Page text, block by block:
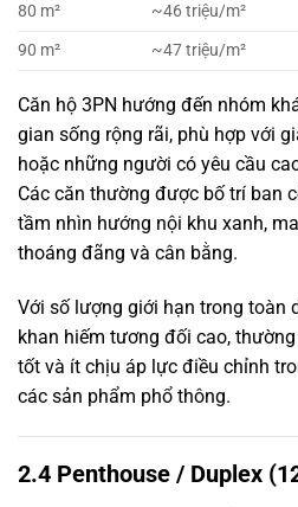
80 m²
~46 triệu/m²
90 m²
~47 triệu/m²
Căn hộ 3PN hướng đến nhóm
gian sống rộng rãi, phù hợp với
hoặc những người có yêu cầu
Các căn thường được bố trí ban
tầm nhìn hướng nội khu xanh,
thoáng đãng và cân bằng.
Với số lượng giới hạn trong toàn
khan hiếm tương đối cao,
tốt và ít chịu áp lực điều chỉnh
các sản phẩm phổ thông.
2.4 Penthouse / Duplex